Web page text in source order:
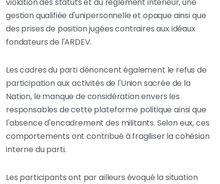
violation des statuts et du règlement intérieur, une
gestion qualifiée d'unipersonnelle et opaque ainsi que
des prises de position jugées contraires aux idéaux
fondateurs de l'ARDEV.
Les cadres du parti dénoncent également le refus de
participation aux activités de l'Union sacrée de la
Nation, le manque de considération envers les
responsables de cette plateforme politique ainsi que
l'absence d'encadrement des militants. Selon eux, ces
comportements ont contribué à fragiliser la cohésion
interne du parti.
Les participants ont par ailleurs évoqué la situation